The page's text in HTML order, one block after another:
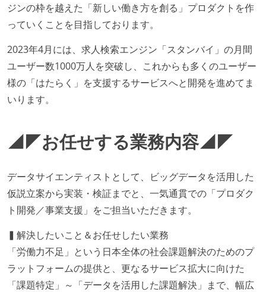
ジンの枠を越えた「新しい働き方を創る」プロダクトを作
っていくことを目指しております。
2023年4月には、求人検索エンジン「スタンバイ」の月間
ユーザー数1000万人を突破し、これからも多くのユーザー
様の「はたらく」を支援するサービスへと開発を進めてま
いります。
◢◤お任せする業務内容◢◤
データサイエンティストとして、ビッグデータを活用した
仮説立案から実装・検証までと、一気通貫での「プロダク
ト開発／事業支援」をご担当いただきます。
▍解決したいこと＆お任せしたい業務
「労働力不足」という日本全体の社会課題解決のためのプ
ラットフォームの提供と、更なるサービス拡大に向けた
「課題特定」～「データを活用した課題解決」まで、幅広